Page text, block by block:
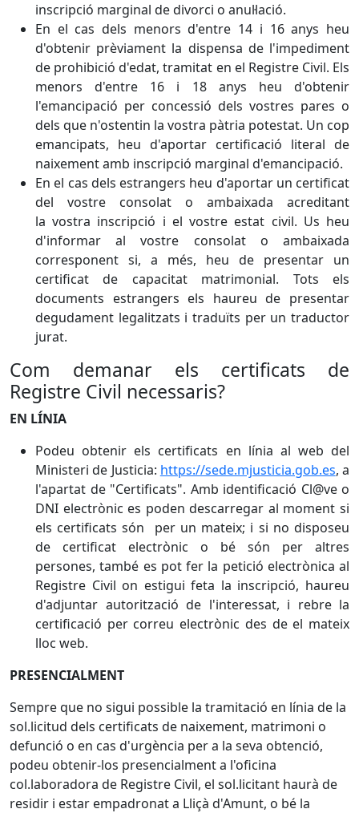
inscripció marginal de divorci o anul·lació.
En el cas dels menors d'entre 14 i 16 anys heu
d'obtenir prèviament la dispensa de l'impediment
de prohibició d'edat, tramitat en el Registre Civil. Els
menors d'entre 16 i 18 anys heu d'obtenir
l'emancipació per concessió dels vostres pares o
dels que n'ostentin la vostra pàtria potestat. Un cop
emancipats, heu d'aportar certificació literal de
naixement amb inscripció marginal d'emancipació.
En el cas dels estrangers heu d'aportar un certificat
del vostre consolat o ambaixada acreditant
la vostra inscripció i el vostre estat civil. Us heu
d'informar al vostre consolat o ambaixada
corresponent si, a més, heu de presentar un
certificat de capacitat matrimonial. Tots els
documents estrangers els haureu de presentar
degudament legalitzats i traduïts per un traductor
jurat.
Com demanar els certificats de
Registre Civil necessaris?
EN LÍNIA
Podeu obtenir els certificats en línia al web del
Ministeri de Justicia: https://sede.mjusticia.gob.es, a
l'apartat de "Certificats". Amb identificació Cl@ve o
DNI electrònic es poden descarregar al moment si
els certificats són per un mateix; i si no disposeu
de certificat electrònic o bé són per altres
persones, també es pot fer la petició electrònica al
Registre Civil on estigui feta la inscripció, haureu
d'adjuntar autorització de l'interessat, i rebre la
certificació per correu electrònic des de el mateix
lloc web.
PRESENCIALMENT
Sempre que no sigui possible la tramitació en línia de la
sol.licitud dels certificats de naixement, matrimoni o
defunció o en cas d'urgència per a la seva obtenció,
podeu obtenir-los presencialment a l'oficina
col.laboradora de Registre Civil, el sol.licitant haurà de
residir i estar empadronat a Lliçà d'Amunt, o bé la